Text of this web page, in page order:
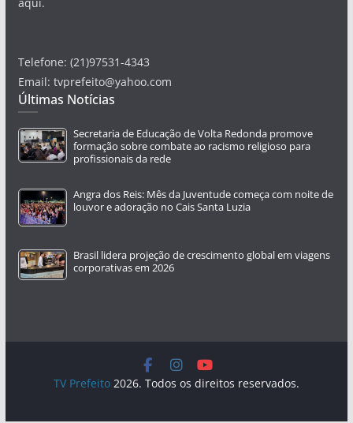
Telefone: (21)97531-4343
Email: tvprefeito@yahoo.com
Últimas Notícias
Secretaria de Educação de Volta Redonda promove
formação sobre combate ao racismo religioso para
profissionais da rede
Angra dos Reis: Mês da Juventude começa com noite de
louvor e adoração no Cais Santa Luzia
Brasil lidera projeção de crescimento global em viagens
corporativas em 2026
TV Prefeito2026. Todos os direitos reservados.